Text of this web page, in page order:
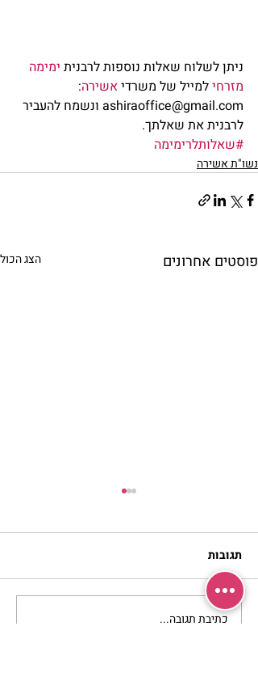
ניתן לשלוח שאלות נוספות לרבנית ימימה
מזרחי למייל של משרדי אשירה:
ashiraoffice@gmail.com ונשמח להעביר
לרבנית את שאלתך.
#שאלותלרימימה
נשו"ת אשירה
פוסטים אחרונים הצג הכול
נשות אשירה – אתן
תגובות
כתיבת תגובה...